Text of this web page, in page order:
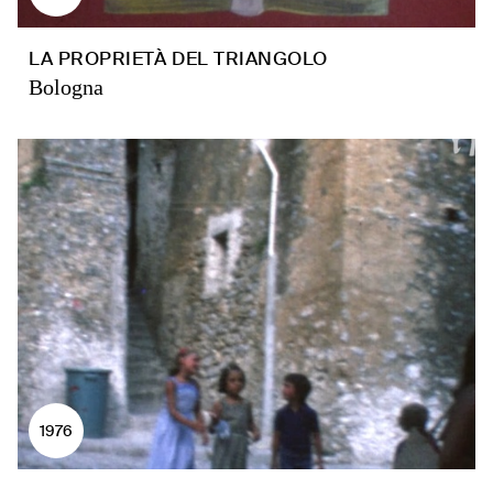
LA PROPRIETÀ DEL TRIANGOLO
Bologna
1976